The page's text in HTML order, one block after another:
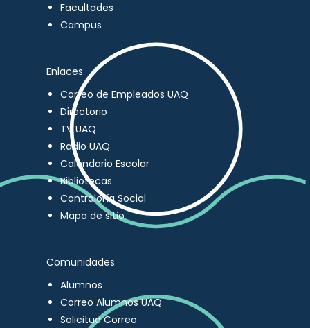
Facultades
Campus
Enlaces
Correo de Empleados UAQ
Directorio
TV UAQ
Radio UAQ
Calendario Escolar
Bibliotecas
Contraloría Social
Mapa de sitio
Comunidades
Alumnos
Correo Alumnos UAQ
Solicitud Correo